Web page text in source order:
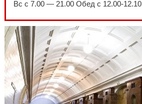
Вс с 7.00 — 21.00 Обед с 12.00-12.10